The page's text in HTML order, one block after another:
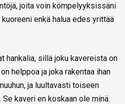
joita voin kömpelyyksissäni
enkä halua edes yrittää
hankalia, sillä joku kavereista on
helppoa ja joka rakentaa ihan
ja luultavasti toiseen
kaveri en koskaan ole minä.